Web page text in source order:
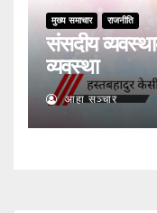
मुख्य समाचार राजनीति
संसदीय
व्यवस्था
आहा सञ्चार